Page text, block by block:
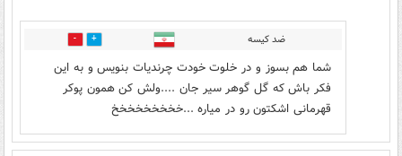
ضد کیسه 10
شما هم بسوز و در خلوت خودت چرندیات بنویس و به این
فکر باش که گل گوهر سیر جان ....ولش کن همون پوکر
قهرمانی اشکتون رو در میاره ...خخخخخخخخخ